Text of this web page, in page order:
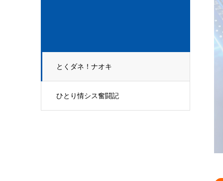
とくダネ！ナオキ
ひとり情シス奮闘記